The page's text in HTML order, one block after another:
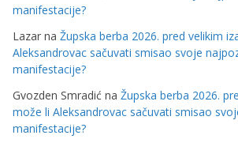
manifestacije?
Lazar na Župska berba 2026. pred velikim
Aleksandrovac sačuvati smisao svoje
manifestacije?
Gvozden Smradić na Župska berba 2026.
može li Aleksandrovac sačuvati smisao
manifestacije?